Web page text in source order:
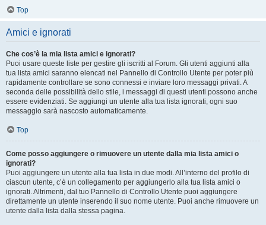
Top
Amici e ignorati
Che cos’è la mia lista amici e ignorati?
Puoi usare queste liste per gestire gli iscritti al Forum. Gli utenti aggiunti alla
tua lista amici saranno elencati nel Pannello di Controllo Utente per poter più
rapidamente controllare se sono connessi e inviare loro messaggi privati. A
seconda delle possibilità dello stile, i messaggi di questi utenti possono anche
essere evidenziati. Se aggiungi un utente alla tua lista ignorati, ogni suo
messaggio sarà nascosto automaticamente.
Top
Come posso aggiungere o rimuovere un utente dalla mia lista amici o
ignorati?
Puoi aggiungere un utente alla tua lista in due modi. All’interno del profilo di
ciascun utente, c’è un collegamento per aggiungerlo alla tua lista amici o
ignorati. Altrimenti, dal tuo Pannello di Controllo Utente puoi aggiungere
direttamente un utente inserendo il suo nome utente. Puoi anche rimuovere un
utente dalla lista dalla stessa pagina.